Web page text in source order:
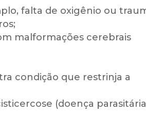
falta de oxigênio ou
malformações cerebrais
condição que restrinja a
(doença